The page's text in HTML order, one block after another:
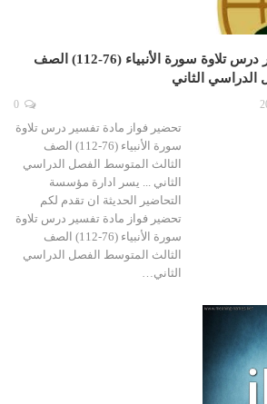
تحضير فواز مادة تفسير درس تلاوة سورة الأنبياء (76-112) الصف
الدراسي الثاني
تحضير فواز مادة تفسير درس تلاوة
سورة الأنبياء (76-112) الصف
الثالث المتوسط الفصل الدراسي
الثاني ... يسر ادارة مؤسسة
التحاضير الحديثة ان تقدم لكم
تحضير فواز مادة تفسير درس تلاوة
سورة الأنبياء (76-112) الصف
الثالث المتوسط الفصل الدراسي
الثاني…